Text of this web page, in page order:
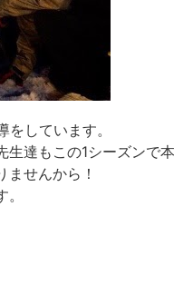
しています。
達もこの1シーズンで
せんから！